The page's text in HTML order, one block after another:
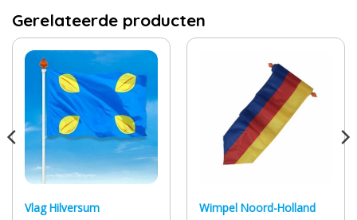
Gerelateerde producten
Vlag Hilversum Wimpel Noord-Holland